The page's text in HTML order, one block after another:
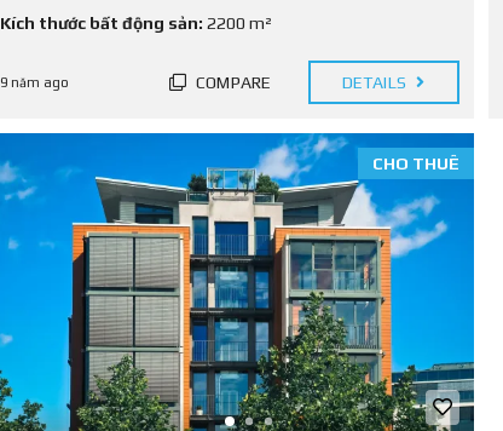
Kích thước bất động sản: 2200 m²
9 năm ago COMPARE DETAILS
CHO THUÊ